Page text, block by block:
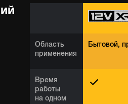
Область
применения
Время
работы
на одном
Бытовой,